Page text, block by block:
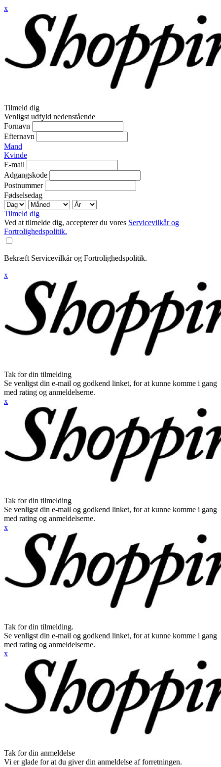
x
Tilmeld dig
Venligst udfyld nedenstående
Fornavn
Efternavn
Mand
Kvinde
E-mail
Adgangskode
Postnummer
Fødselsedag
Tilmeld dig
Ved at tilmelde dig, accepterer du vores Servicevilkår og
Fortrolighedspolitik.
Bekræft Servicevilkår og Fortrolighedspolitik.
x
Tak for din tilmelding
Se venligst din e-mail og godkend linket, for at kunne komme i gang
med rating og anmeldelserne.
x
Tak for din tilmelding
Se venligst din e-mail og godkend linket, for at kunne komme i gang
med rating og anmeldelserne.
x
Tak for din tilmelding.
Se venligst din e-mail og godkend linket, for at kunne komme i gang
med rating og anmeldelserne.
x
Tak for din anmeldelse
Vi er glade for at du giver din anmeldelse af forretningen.